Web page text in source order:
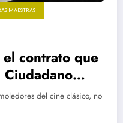
MAESTRAS
contrato que
del cine clásico, no